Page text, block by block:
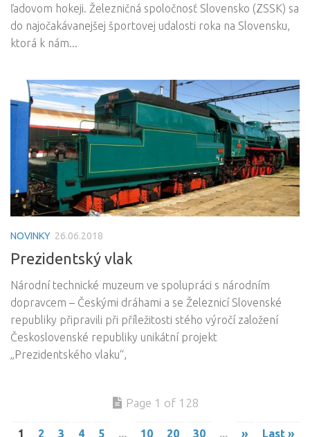
ľadovom hokeji. Železničná spoločnosť Slovensko (ZSSK) sa
do najočakávanejšej športovej udalosti roka na Slovensku,
ktorá k nám...
NOVINKY 26.06.2018
Prezidentský vlak
Národní technické muzeum ve spolupráci s národním
dopravcem – Českými dráhami a se Železnicí Slovenské
republiky připravili při příležitosti stého výročí založení
Československé republiky unikátní projekt
„Prezidentského vlaku“,
Page 1 of 128
1 2 3 4 5 ... 10 20 30 ... » Last »